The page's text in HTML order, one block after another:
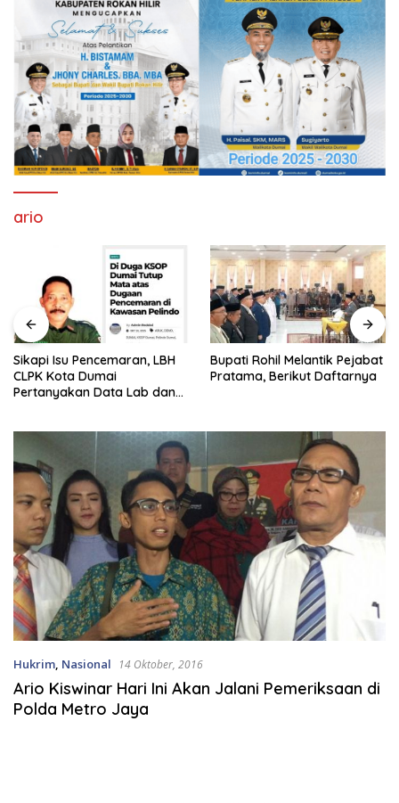
ario
Sikapi Isu Pencemaran, LBH
CLPK Kota Dumai
Pertanyakan Data Lab dan
Bupati Rohil Melantik Pejabat
Pratama, Berikut Daftarnya
Hukrim, Nasional 14 Oktober, 2016
Ario Kiswinar Hari Ini Akan Jalani Pemeriksaan di
Polda Metro Jaya